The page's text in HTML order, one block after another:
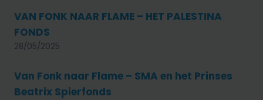
VAN FONK NAAR FLAME – HET PALESTINA
FONDS
28/05/2025
Van Fonk naar Flame – SMA en het Prinses
Beatrix Spierfonds